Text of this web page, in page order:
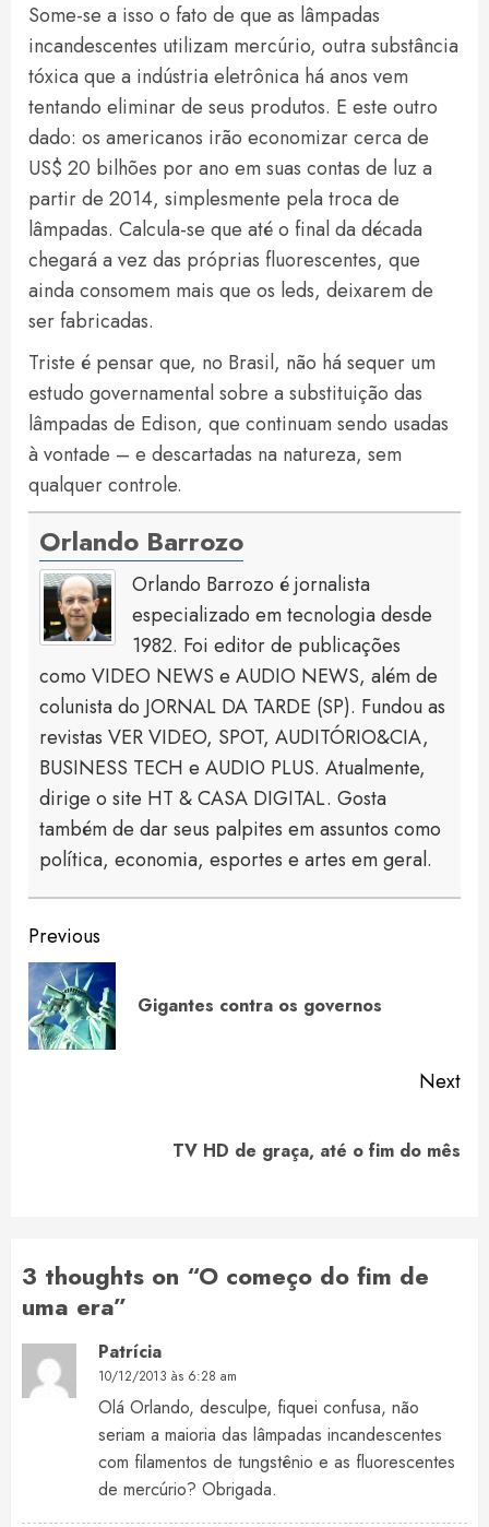
Some-se a isso o fato de que as lâmpadas
incandescentes utilizam mercúrio, outra substância
tóxica que a indústria eletrônica há anos vem
tentando eliminar de seus produtos. E este outro
dado: os americanos irão economizar cerca de
US$ 20 bilhões por ano em suas contas de luz a
partir de 2014, simplesmente pela troca de
lâmpadas. Calcula-se que até o final da década
chegará a vez das próprias fluorescentes, que
ainda consomem mais que os leds, deixarem de
ser fabricadas.
Triste é pensar que, no Brasil, não há sequer um
estudo governamental sobre a substituição das
lâmpadas de Edison, que continuam sendo usadas
à vontade – e descartadas na natureza, sem
qualquer controle.
Orlando Barrozo
Orlando Barrozo é jornalista
especializado em tecnologia desde
1982. Foi editor de publicações
como VIDEO NEWS e AUDIO NEWS, além de
colunista do JORNAL DA TARDE (SP). Fundou as
revistas VER VIDEO, SPOT, AUDITÓRIO&CIA,
BUSINESS TECH e AUDIO PLUS. Atualmente,
dirige o site HT & CASA DIGITAL. Gosta
também de dar seus palpites em assuntos como
política, economia, esportes e artes em geral.
Continue
Reading
Previous
Gigantes contra os governos
Next
TV HD de graça, até o fim do mês
3 thoughts on “O começo do fim de
uma era”
Patrícia
10/12/2013 às 6:28 am
Olá Orlando, desculpe, fiquei confusa, não
seriam a maioria das lâmpadas incandescentes
com filamentos de tungstênio e as fluorescentes
de mercúrio? Obrigada.